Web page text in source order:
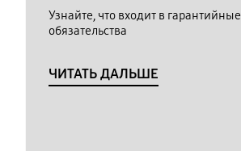
Узнайте, что входит в гарантийные
обязательства
ЧИТАТЬ ДАЛЬШЕ